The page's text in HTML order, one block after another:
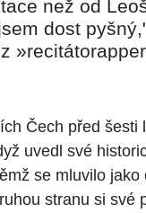
než od
dost
Čech před šesti
uvedl své
se mluvilo jako
stranu si své